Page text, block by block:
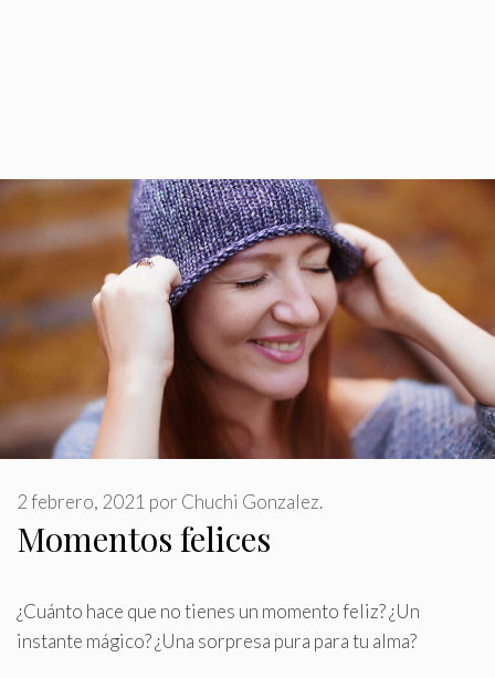
Momentos felices
2 febrero, 2021 por Chuchi Gonzalez.
¿Cuánto hace que no tienes un momento feliz? ¿Un
instante mágico? ¿Una sorpresa pura para tu alma?